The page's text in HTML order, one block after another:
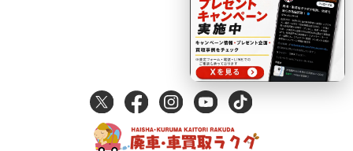
電話で査定する
0120-8148-52